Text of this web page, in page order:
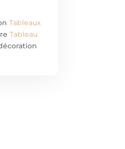
Tableaux
Tableau